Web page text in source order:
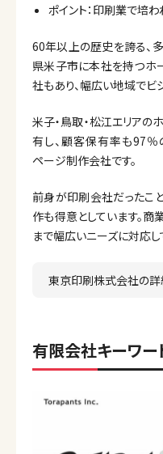
ポイント：印刷業で培
60年以上の歴史を誇る、
県米子市に本社を持つホ
社もあり、幅広い地域でビ
米子・鳥取・松江エリア
有し、顧客保有率も97
ページ制作会社です。
前身が印刷会社だったこ
作も得意としています。商
まで幅広いニーズに対応し
東京印刷株式会社の詳
有限会社キーワー